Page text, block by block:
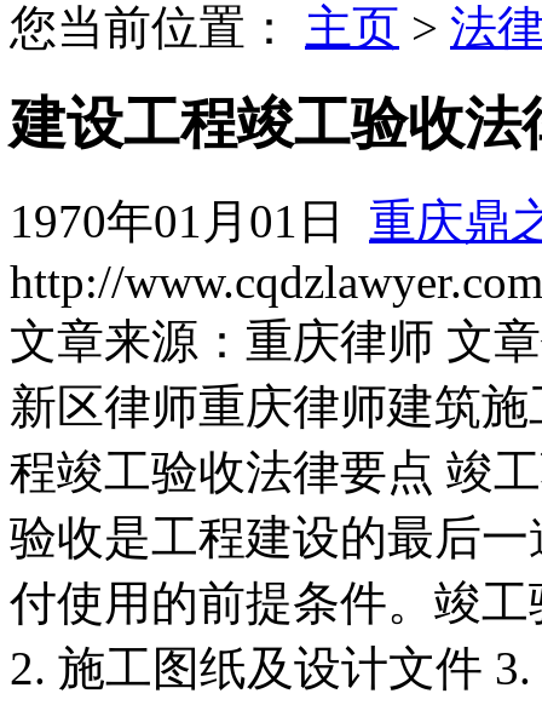
您当前位置： 主页 > 法
建设工程竣工验收法
1970年01月01日 重庆鼎
http://www.cqdzlawyer.com
文章来源：重庆律师 文
新区律师重庆律师建筑
程竣工验收法律要点 竣
验收是工程建设的最后
付使用的前提条件。竣
2. 施工图纸及设计文件